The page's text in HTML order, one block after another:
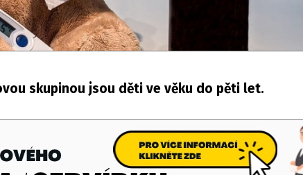
skupinou jsou děti ve věku do pěti let.